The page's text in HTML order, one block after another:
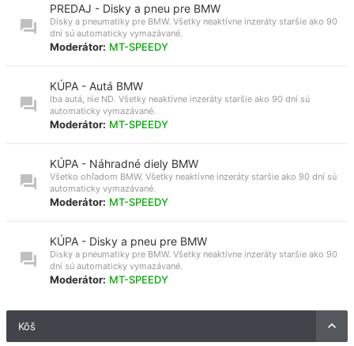
PREDAJ - Disky a pneu pre BMW
Disky a pneumatiky pre BMW. Všetky neaktívne inzeráty staršie ako 90
dní sú automaticky vymazávané.
Moderátor: MT-SPEEDY
KÚPA - Autá BMW
Iba autá, nie ND. Všetky neaktívne inzeráty staršie ako 90 dní sú
automaticky vymazávané.
Moderátor: MT-SPEEDY
KÚPA - Náhradné diely BMW
Všetko ohľadom BMW. Všetky neaktívne inzeráty staršie ako 90 dní sú
automaticky vymazávané.
Moderátor: MT-SPEEDY
KÚPA - Disky a pneu pre BMW
Disky a pneumatiky pre BMW. Všetky neaktívne inzeráty staršie ako 90
dní sú automaticky vymazávané.
Moderátor: MT-SPEEDY
Kôš